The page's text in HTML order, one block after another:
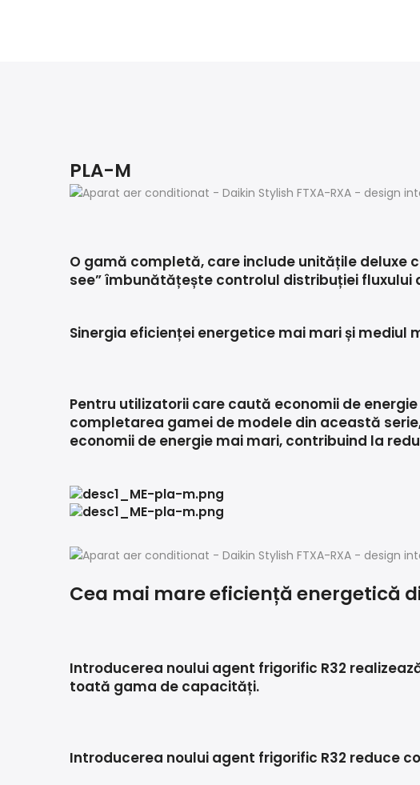
PLA-M
O gamă completă, care include unitățile deluxe
see” îmbunătățește controlul distribuției
Sinergia eficienței energetice mai mari și
Pentru utilizatorii care caută economii de
completarea gamei de modele din această
economii de energie mai mari, contribuind la
Cea mai mare eficiență energetică
Introducerea noului agent frigorific R32
toată gama de capacități.
Introducerea noului agent frigorific R32 reduce